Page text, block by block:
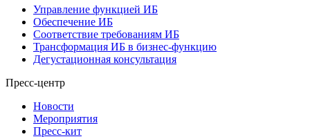
Управление функцией ИБ
Обеспечение ИБ
Соответствие требованиям ИБ
Трансформация ИБ в бизнес-функцию
Дегустационная консультация
Пресс-центр
Новости
Мероприятия
Пресс-кит